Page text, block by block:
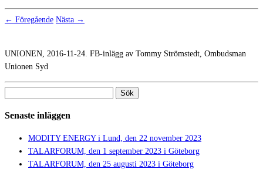
← Föregående Nästa →
UNIONEN, 2016-11-24. FB-inlägg av Tommy Strömstedt, Ombudsman
Unionen Syd
Senaste inläggen
MODITY ENERGY i Lund, den 22 november 2023
TALARFORUM, den 1 september 2023 i Göteborg
TALARFORUM, den 25 augusti 2023 i Göteborg